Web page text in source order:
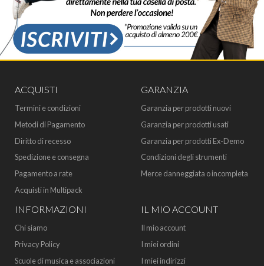
ACQUISTI
Termini e condizioni
Metodi di Pagamento
Diritto di recesso
Spedizione e consegna
Pagamento a rate
Acquisti in Multipack
GARANZIA
Garanzia per prodotti nuovi
Garanzia per prodotti usati
Garanzia per prodotti Ex-Demo
Condizioni degli strumenti
Merce danneggiata o incompleta
INFORMAZIONI
Chi siamo
Privacy Policy
Scuole di musica e associazioni
IL MIO ACCOUNT
Il mio account
I miei ordini
I miei indirizzi